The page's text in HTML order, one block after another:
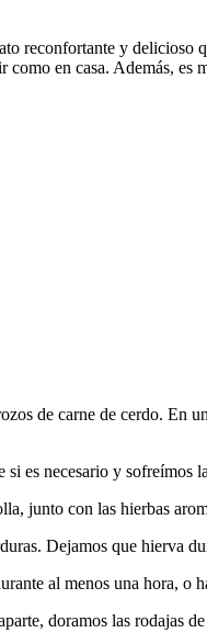
reconfortante y
en casa. Además,
de carne de cerdo. En
es necesario y
junto con las hierbas
Dejamos que hierva
al menos una hora, o
doramos las rodajas